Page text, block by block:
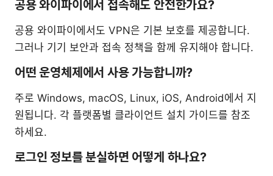
공용 와이파이에서 접속해도 안전한가요?
공용 와이파이에서도 VPN은 기본 보호를 제공합니다.
그러나 기기 보안과 접속 정책을 함께 유지해야 합니다.
어떤 운영체제에서 사용 가능합니까?
주로 Windows, macOS, Linux, iOS, Android에서 지
원됩니다. 각 플랫폼별 클라이언트 설치 가이드를 참조
하세요.
로그인 정보를 분실하면 어떻게 하나요?